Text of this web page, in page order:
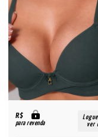
R$
para revenda
ver